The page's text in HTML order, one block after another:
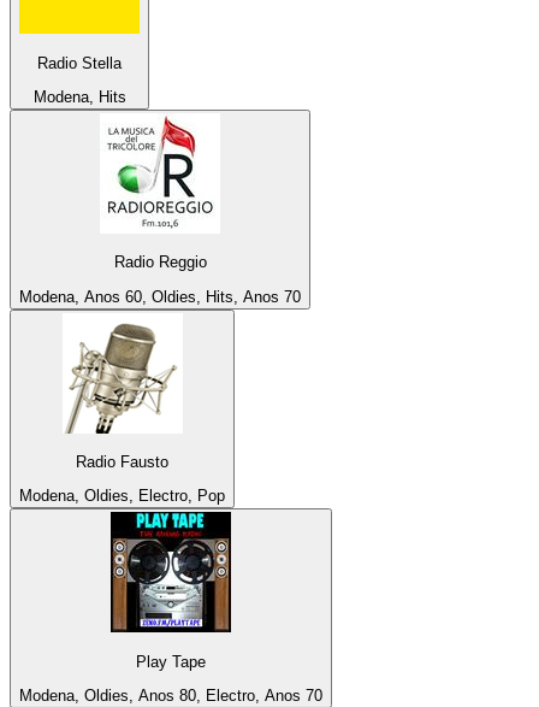
Radio Stella
Modena, Hits
Radio Reggio
Modena, Anos 60, Oldies, Hits, Anos 70
Radio Fausto
Modena, Oldies, Electro, Pop
Play Tape
Modena, Oldies, Anos 80, Electro, Anos 70